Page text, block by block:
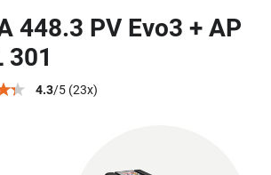
448.3 PV Evo3 + AP
301
4.3/5 (23x)